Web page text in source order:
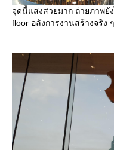
จุดนี้แสงสวยมาก ถ่ายภาพยั
floor อลังการงานสร้างจริง ๆ